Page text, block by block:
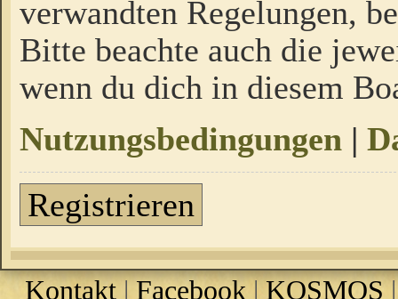
verwandten Regelungen,
Bitte beachte auch die
wenn du dich in diesem
Nutzungsbedingungen |
Registrieren
Kontakt | Facebook |KOSMOS